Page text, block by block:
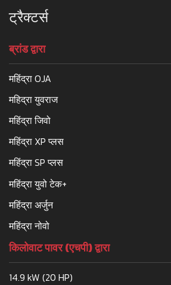
ट्रैक्टर्स
ब्रांड द्वारा
महिंद्रा OJA
महिद्रा युवराज
महिंद्रा जिवो
महिंद्रा XP प्लस
महिंद्रा SP प्लस
महिंद्रा युवो टेक+
महिंद्रा अर्जुन
महिंद्रा नोवो
किलोवाट पावर (एचपी) द्वारा
14.9 kW (20 HP)